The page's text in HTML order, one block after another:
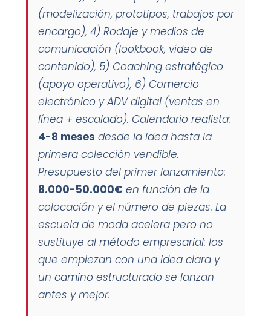
(modelización, prototipos, trabajos por
encargo), 4) Rodaje y medios de
comunicación (lookbook, vídeo de
contenido), 5) Coaching estratégico
(apoyo operativo), 6) Comercio
electrónico y ADV digital(ventas en
línea + escalado). Calendario realista:
4-8 meses desde la idea hasta la
primera colección vendible.
Presupuesto del primer lanzamiento:
8.000-50.000€ en función de la
colocación y el número de piezas. La
escuela de moda acelerapero no
sustituye al método empresarial: los
que empiezan con una idea clara y
un camino estructurado se lanzan
antes y mejor.